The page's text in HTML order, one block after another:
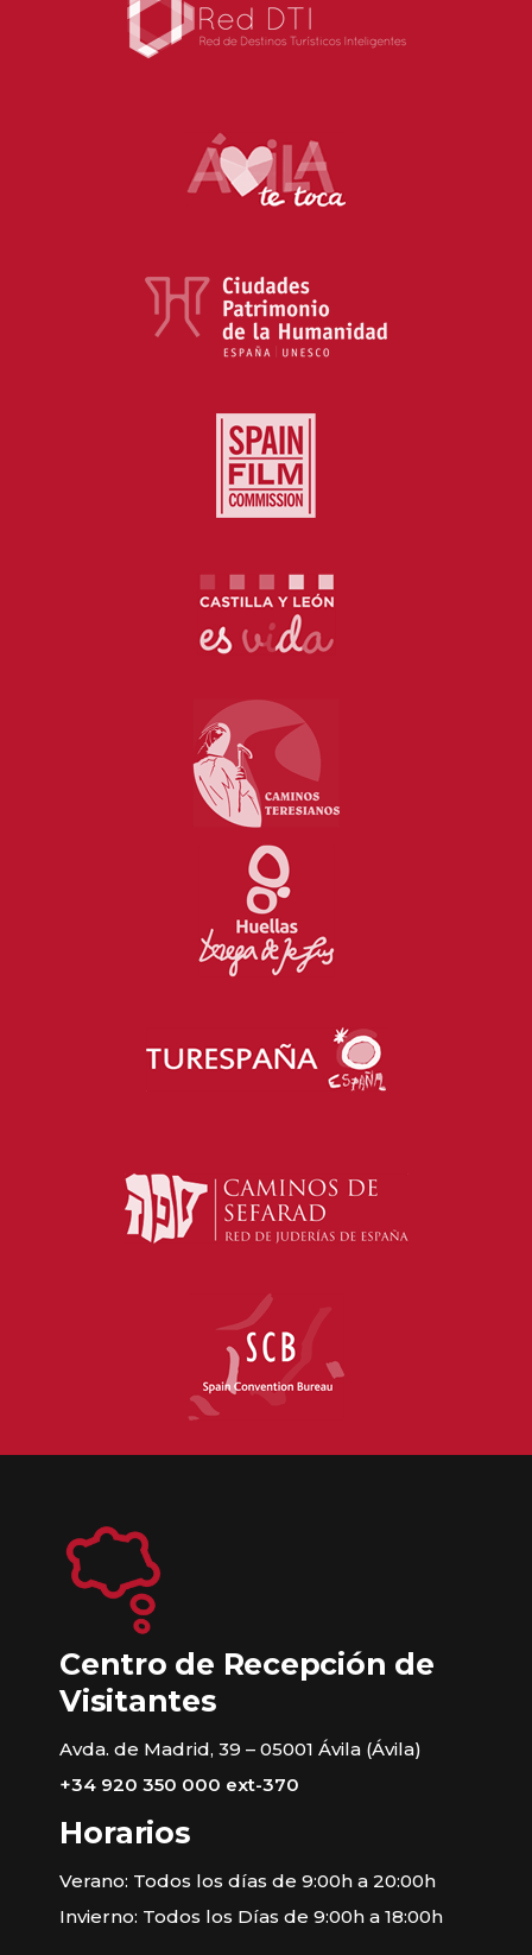
Centro de Recepción de
Visitantes
Avda. de Madrid, 39 – 05001 Ávila (Ávila)
+34 920 350 000 ext-370
Horarios
Verano: Todos los días de 9:00h a 20:00h
Invierno: Todos los Días de 9:00h a 18:00h